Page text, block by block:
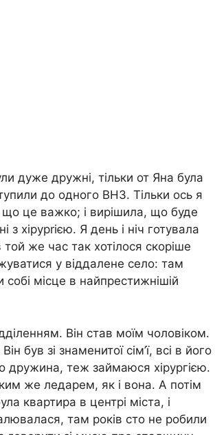
дуже дружні, тільки от Яна була
до одного ВНЗ. Тільки ось я
це важко; і вирішила, що буде
з хірурrією. Я день і ніч готувала
же час так хотілося скоріше
у віддалене село: там
місце в найпрестижнішій
Він став моїм чоловіком.
був зі знаменитої сім’ї, всі в його
дружина, теж займаюся хірургією.
же ледарем, як і вона. А потім
квартира в центрі міста, і
там років сто не робили